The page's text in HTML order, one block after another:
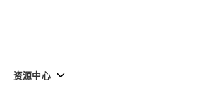
资源中心 Toggle